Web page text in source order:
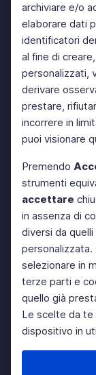
archiviare e/o
elaborare dati
identificatori
al fine di
personalizzati,
derivare
prestare,
incorrere in
puoi visionare
Premendo
strumenti
accettare
in assenza di
diversi da
personalizzata.
selezionare in
terze parti e
quello già
Le scelte da te
dispositivo in